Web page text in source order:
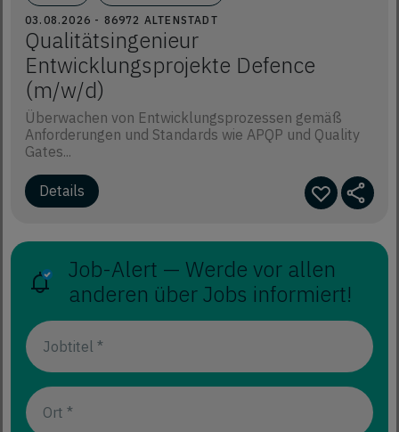
03.08.2026 - 86972 ALTENSTADT
Qualitätsingenieur
Entwicklungsprojekte Defence
(m/w/d)
Überwachen von Entwicklungsprozessen gemäß
Anforderungen und Standards wie APQP und Quality
Gates...
Job-Alert — Werde vor allen
anderen über Jobs informiert!